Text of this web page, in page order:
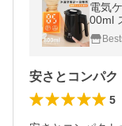
電気
00ml
保温
5